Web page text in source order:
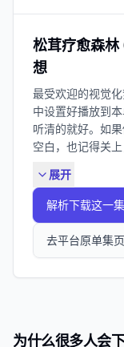
呼吸聚焦 Breath
播：松茸怪 制作
#59.mp3” by
怪进入听友群：
松茸疗愈森
想
最受欢迎的视觉
中设置好播放到
听清的就好。如
空白，也记得关
你的手边有入森
围的地面、床品
100%纯天然植物
一样，都是由 @
嗅觉、触觉、视
静地休息一会，
展开
解析下载这一集
去平台原单集页
为什么很多人会